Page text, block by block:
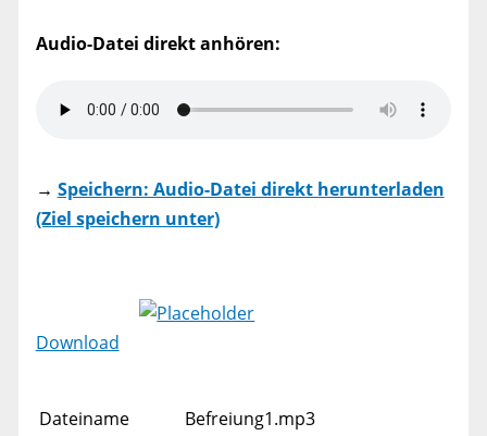
Audio-Datei direkt anhören:
→ Speichern: Audio-Datei direkt herunterladen
(Ziel speichern unter)
Download
Dateiname
Befreiung1.mp3